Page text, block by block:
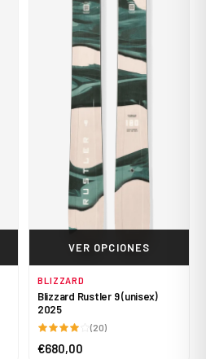
VER OPCIONES
BLIZZARD
Blizzard Rustler 9 (unisex)
2025
(20)
€680,00